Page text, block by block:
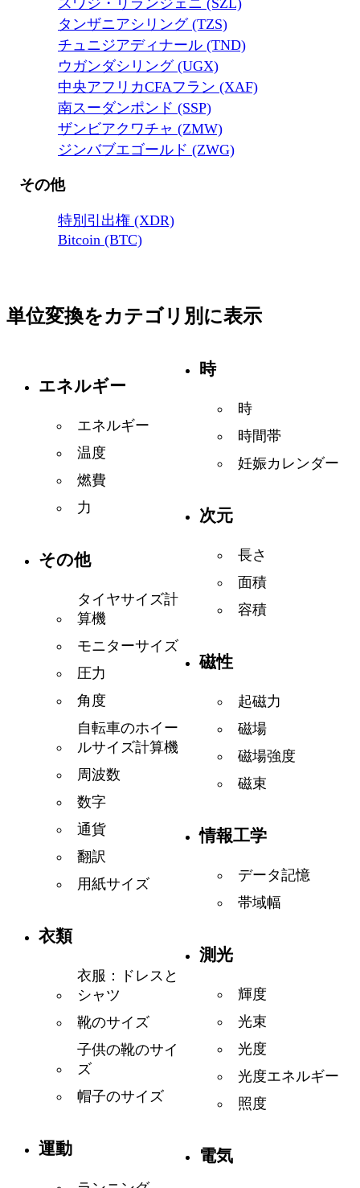
スワジ・リランジェニ (SZL)
タンザニアシリング (TZS)
チュニジアディナール (TND)
ウガンダシリング (UGX)
中央アフリカCFAフラン (XAF)
南スーダンポンド (SSP)
ザンビアクワチャ (ZMW)
ジンバブエゴールド (ZWG)
その他
特別引出権 (XDR)
Bitcoin (BTC)
単位変換をカテゴリ別に表示
エネルギー
エネルギー
温度
燃費
力
その他
タイヤサイズ計
算機
モニターサイズ
圧力
角度
自転車のホイー
ルサイズ計算機
周波数
数字
通貨
翻訳
用紙サイズ
衣類
衣服：ドレスと
シャツ
靴のサイズ
子供の靴のサイ
ズ
帽子のサイズ
運動
時
時
時間帯
妊娠カレンダー
次元
長さ
面積
容積
磁性
起磁力
磁場
磁場強度
磁束
情報工学
データ記憶
帯域幅
測光
輝度
光束
光度
光度エネルギー
照度
電気